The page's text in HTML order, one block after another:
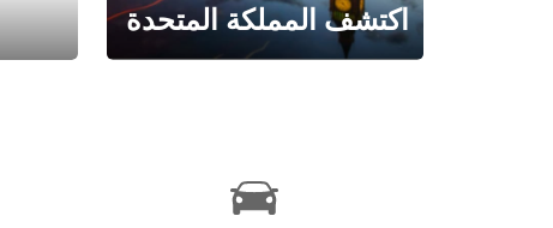
اكتشف المملكة المتحدة